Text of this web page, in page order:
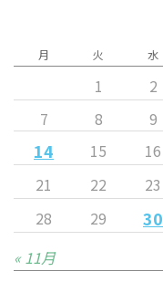
月 火 水
1 2
7
8 9
14 15 16
21
22 23
28
29 30
« 11月